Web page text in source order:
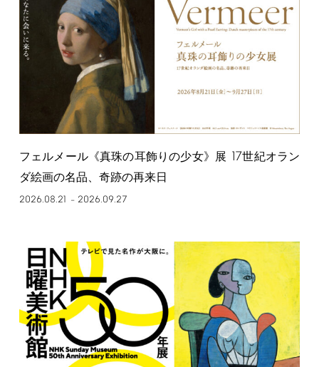
フェルメール《真珠の耳飾りの少女》展 17世紀オラン
ダ絵画の名品、奇跡の再来日
2026.08.21 – 2026.09.27